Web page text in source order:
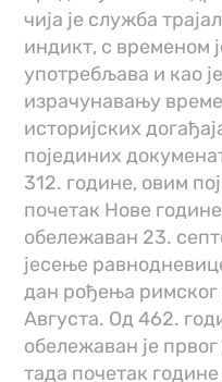
чија је служба
индикт, с временом
употребљава и као
израчунавању
историјских
појединих
312. године, овим
почетак Нове
обележаван 23.
јесење
дан рођења римског
Августа. Од 462.
обележаван је
тада почетак